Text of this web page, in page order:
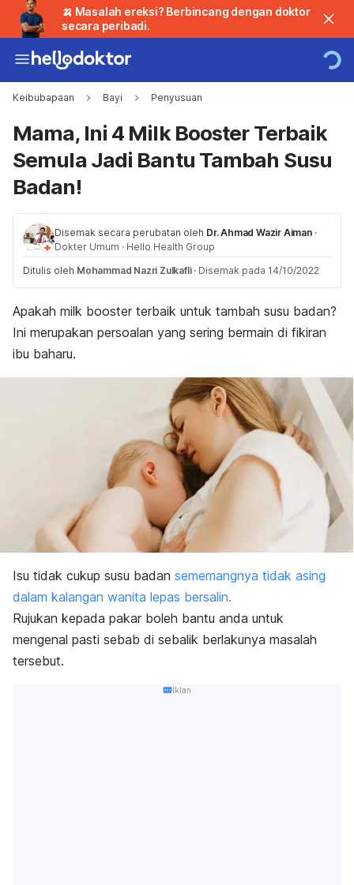
🍌 Masalah ereksi? Berbincang dengan doktor
secara peribadi.
Keibubapaan Bayi Penyusuan
Mama, Ini 4 Milk Booster Terbaik
Semula Jadi Bantu Tambah Susu
Badan!
Disemak secara perubatan oleh Dr. Ahmad Wazir Aiman ·
Dokter Umum · Hello Health Group
Ditulis oleh Mohammad Nazri Zulkafli · Disemak pada 14/10/2022
Apakah milk booster terbaik untuk tambah susu badan?
Ini merupakan persoalan yang sering bermain di fikiran
ibu baharu.
Isu tidak cukup susu badan sememangnya tidak asing
dalam kalangan wanita lepas bersalin.
Rujukan kepada pakar boleh bantu anda untuk
mengenal pasti sebab di sebalik berlakunya masalah
tersebut.
Iklan